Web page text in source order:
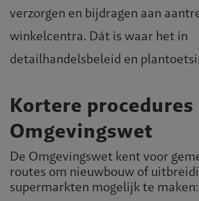
verzorgen en bijdragen aan
winkelcentra. Dát is waar het in
detailhandelsbeleid en
Kortere procedures
Omgevingswet
De Omgevingswet kent voor
routes om nieuwbouw of
supermarkten mogelijk te maken: